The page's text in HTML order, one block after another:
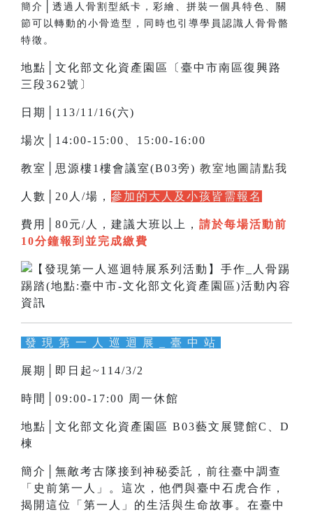
簡介
透過人骨割型紙卡，彩繪、拼裝一個具特色、關
節可以轉動的小骨造型，同時也引導學員認識人骨骨骼
特徵。
地點│文化部文化資產園區〔臺中市南區復興路
三段362號〕
日期│113/11/16(六)
場次│14:00-15:00、15:00-16:00
教室│思源樓1樓會議室(B03旁) 教室地圖請點我
人數│20人/場， 參加的大人及小孩皆需報名
費用│80元/人，建議大班以上， 請於每場活動前
10分鐘報到並完成繳費
發 現 第 一 人 巡 迴 展 _ 臺 中 站
展期│即日起~114/3/2
時間│09:00-17:00 周一休館
地點│文化部文化資產園區 B03藝文展覽館C、D
棟
簡介│無敵考古隊接到神秘委託，前往臺中調查
「史前第一人」。這次，他們與臺中石虎合作，
揭開這位「第一人」的生活與生命故事。在臺中